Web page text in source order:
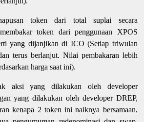
token dari total suplai secara
token dari penggunaan XPOS
yang dijanjikan di ICO (Setiap triwulan
terus berlanjut. Nilai pembakaran lebih
harga saat ini).
aksi yang dilakukan oleh developer
yang dilakukan oleh developer DREP,
kenapa 2 token ini naiknya bersamaan,